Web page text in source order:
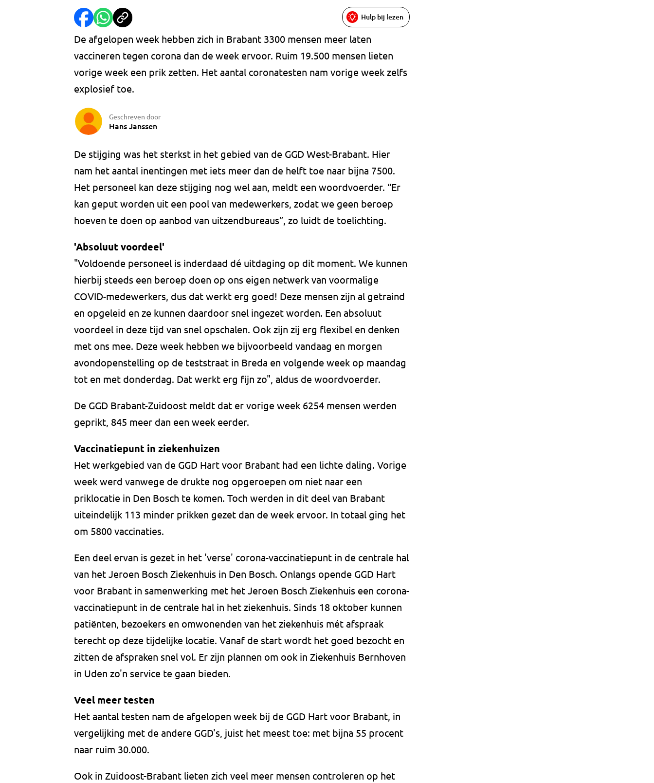
Hulp bij lezen
De afgelopen week hebben zich in Brabant 3300 mensen meer laten
vaccineren tegen corona dan de week ervoor. Ruim 19.500 mensen lieten
vorige week een prik zetten. Het aantal coronatesten nam vorige week zelfs
explosief toe.
Geschreven door
Hans Janssen
De stijging was het sterkst in het gebied van de GGD West-Brabant. Hier
nam het aantal inentingen met iets meer dan de helft toe naar bijna 7500.
Het personeel kan deze stijging nog wel aan, meldt een woordvoerder. “Er
kan geput worden uit een pool van medewerkers, zodat we geen beroep
hoeven te doen op aanbod van uitzendbureaus”, zo luidt de toelichting.
'Absoluut voordeel'
"Voldoende personeel is inderdaad dé uitdaging op dit moment. We kunnen
hierbij steeds een beroep doen op ons eigen netwerk van voormalige
COVID-medewerkers, dus dat werkt erg goed! Deze mensen zijn al getraind
en opgeleid en ze kunnen daardoor snel ingezet worden. Een absoluut
voordeel in deze tijd van snel opschalen. Ook zijn zij erg flexibel en denken
met ons mee. Deze week hebben we bijvoorbeeld vandaag en morgen
avondopenstelling op de teststraat in Breda en volgende week op maandag
tot en met donderdag. Dat werkt erg fijn zo", aldus de woordvoerder.
De GGD Brabant-Zuidoost meldt dat er vorige week 6254 mensen werden
geprikt, 845 meer dan een week eerder.
Vaccinatiepunt in ziekenhuizen
Het werkgebied van de GGD Hart voor Brabant had een lichte daling. Vorige
week werd vanwege de drukte nog opgeroepen om niet naar een
priklocatie in Den Bosch te komen. Toch werden in dit deel van Brabant
uiteindelijk 113 minder prikken gezet dan de week ervoor. In totaal ging het
om 5800 vaccinaties.
Een deel ervan is gezet in het 'verse' corona-vaccinatiepunt in de centrale hal
van het Jeroen Bosch Ziekenhuis in Den Bosch. Onlangs opende GGD Hart
voor Brabant in samenwerking met het Jeroen Bosch Ziekenhuis een corona-
vaccinatiepunt in de centrale hal in het ziekenhuis. Sinds 18 oktober kunnen
patiënten, bezoekers en omwonenden van het ziekenhuis mét afspraak
terecht op deze tijdelijke locatie. Vanaf de start wordt het goed bezocht en
zitten de afspraken snel vol. Er zijn plannen om ook in Ziekenhuis Bernhoven
in Uden zo'n service te gaan bieden.
Veel meer testen
Het aantal testen nam de afgelopen week bij de GGD Hart voor Brabant, in
vergelijking met de andere GGD's, juist het meest toe: met bijna 55 procent
naar ruim 30.000.
Ook in Zuidoost-Brabant lieten zich veel meer mensen controleren op het